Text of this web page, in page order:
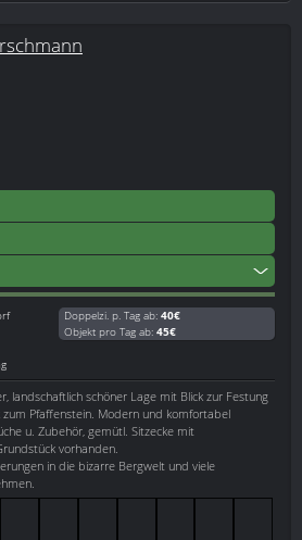
Doppelzi. p. Tag ab: 40€
Objekt pro Tag ab: 45€
landschaftlich schöner Lage mit Blick zur Festung
zum Pfaffenstein. Modern und komfortabel
u. Zubehör, gemütl. Sitzecke mit
vorhanden.
in die bizarre Bergwelt und viele